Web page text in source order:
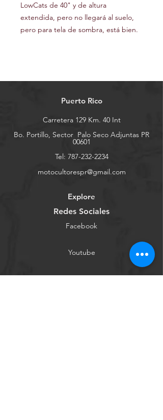
LowCats de 40" y de altura
extendida, pero no llegará al suelo,
pero para tela de sombra, está bien.
Puerto Rico
Carretera 129 Km. 40 Int
Bo. Portillo, Sector Palo Seco Adjuntas PR
00601
Tel: 787-232-2234
motocultorespr@gmail.com
Explore
Redes Sociales
Facebook
Youtube